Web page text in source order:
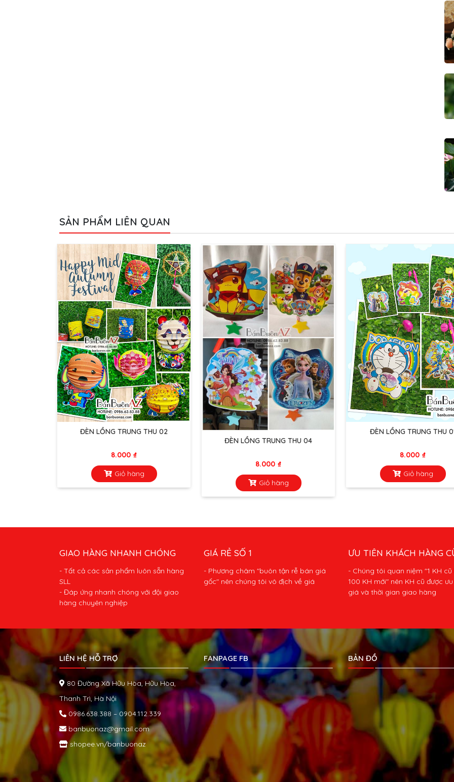
SẢN PHẨM LIÊN QUAN
ĐÈN LỒNG TRUNG THU 02
8.000 ₫
Giỏ hàng
ĐÈN LỒNG TRUNG THU 04
8.000 ₫
Giỏ hàng
ĐÈN LỒNG TRUNG THU
8.000 ₫
Giỏ hàng
GIAO HÀNG NHANH CHÓNG
- Tất cả các sản phẩm luôn sẵn hàng
SLL
- Đáp ứng nhanh chóng với đội giao
hàng chuyên nghiệp
GIÁ RẺ SỐ 1
- Phương châm "buôn tận rễ bán giá
gốc" nên chúng tôi vô địch về giá
ƯU TIÊN KHÁCH HÀNG
- Chúng tôi quan niệm "1 KH
100 KH mới" nên KH cũ được
giá và thời gian giao hàng
LIÊN HỆ HỖ TRỢ
80 Đường Xã Hữu Hòa, Hữu Hòa,
Thanh Trì, Hà Nội
0986.638.388 – 0904.112.339
banbuonaz@gmail.com
shopee.vn/banbuonaz
FANPAGE FB BẢN ĐỒ